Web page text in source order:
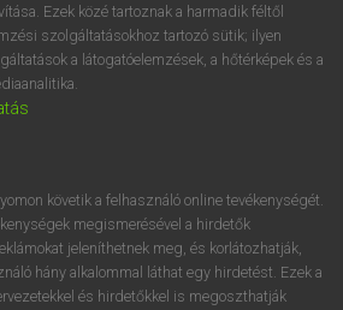
szótárainkban
Ezek közé tartoznak a harmadik féltől
szolgáltatásokhoz tartozó sütik; ilyen
a látogatóelemzések, a hőtérképek és a
követik a felhasználó online tevékenységét.
megismerésével a hirdetők
jeleníthetnek meg, és korlátozhatják,
hány alkalommal láthat egy hirdetést. Ezek a
és hirdetőkkel is megoszthatják